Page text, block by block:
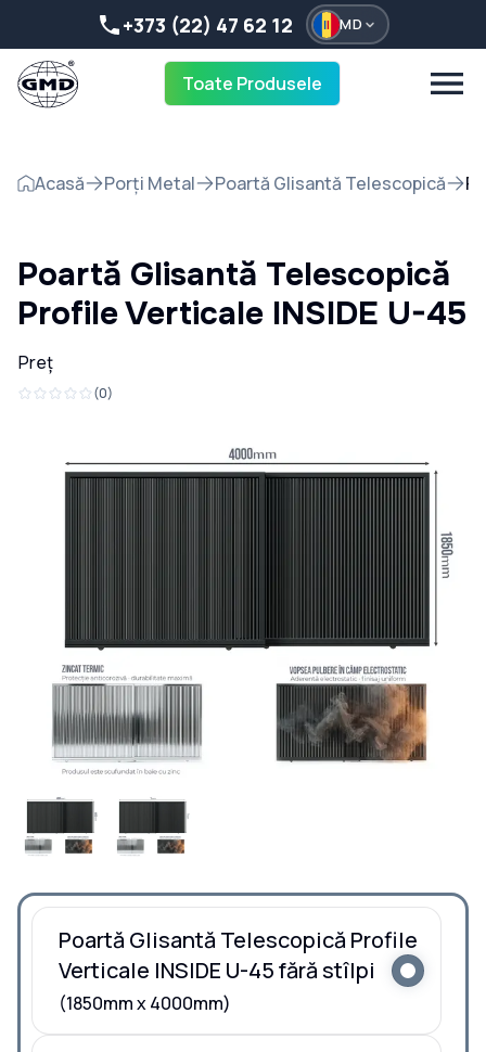
+373 (22) 47 62 12 MD
Toate Produsele
Acasă Porți Metal Poartă Glisantă Telescopică
Poartă Glisantă Telescopică
Profile Verticale INSIDE U-45
Preț
(0)
Poartă Glisantă Telescopică Profile
Verticale INSIDE U-45 fără stîlpi
(1850mm x 4000mm)